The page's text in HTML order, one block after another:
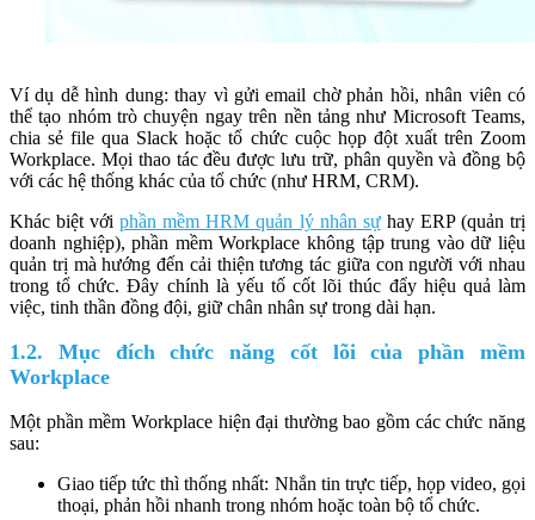
Ví dụ dễ hình dung: thay vì gửi email chờ phản hồi, nhân viên có
thể tạo nhóm trò chuyện ngay trên nền tảng như Microsoft Teams,
chia sẻ file qua Slack hoặc tổ chức cuộc họp đột xuất trên Zoom
Workplace. Mọi thao tác đều được lưu trữ, phân quyền và đồng bộ
với các hệ thống khác của tổ chức (như HRM, CRM).
Khác biệt vớiphần mềm HRM quản lý nhân sựhay ERP (quản trị
doanh nghiệp), phần mềm Workplace không tập trung vào dữ liệu
quản trị mà hướng đến cải thiện tương tác giữa con người với nhau
trong tổ chức. Đây chính là yếu tố cốt lõi thúc đẩy hiệu quả làm
việc, tinh thần đồng đội, giữ chân nhân sự trong dài hạn.
1.2. Mục đích chức năng cốt lõi của phần mềm
Workplace
Một phần mềm Workplace hiện đại thường bao gồm các chức năng
sau:
Giao tiếp tức thì thống nhất: Nhắn tin trực tiếp, họp video, gọi
thoại, phản hồi nhanh trong nhóm hoặc toàn bộ tổ chức.